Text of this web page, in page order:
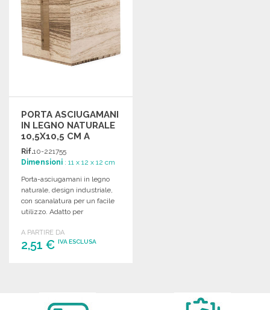
PORTA ASCIUGAMANI
IN LEGNO NATURALE
10,5X10,5 CM A
PREZZI
ALL'INGROSSO
Rif.10-221755
Dimensioni : 11 x 12 x 12 cm
Porta-asciugamani in legno
naturale, design industriale,
con scanalatura per un facile
utilizzo. Adatto per
A PARTIRE DA
2,51 € IVA ESCLUSA